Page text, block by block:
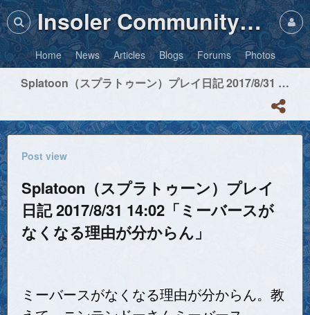
Insoler Community・Photos
Home News Articles Blogs Forums Photos
Splatoon（スプラトゥーン）プレイ日記 2017/8/31 14:02「ミーバースがなくなる理由が分からん」
Post view
Splatoon（スプラトゥーン）プレイ
日記 2017/8/31 14:02「ミーバースが
なくなる理由が分からん」
ミーバースがなくなる理由が分からん。教